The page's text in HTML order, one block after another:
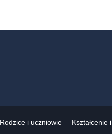
Rodzice i uczniowie Kształcenie